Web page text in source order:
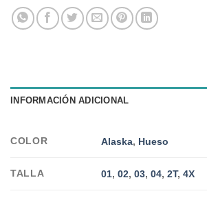
INFORMACIÓN ADICIONAL
COLOR Alaska, Hueso
TALLA 01,02,03,04,2T,4X